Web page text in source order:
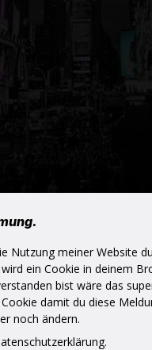
Nutzung meiner Website
ein Cookie in deinem
bist wäre das
damit du diese
noch ändern.
zurück.